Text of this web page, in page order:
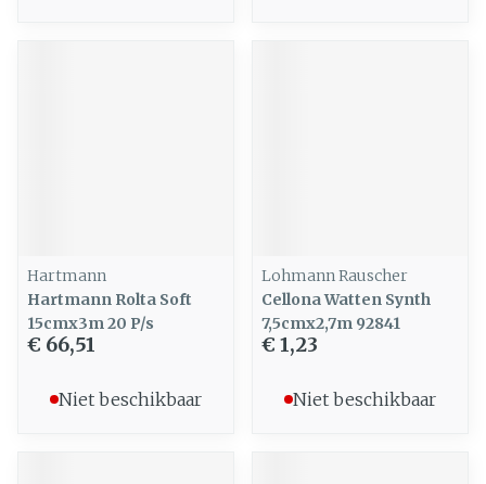
Hartmann
Hartmann Rolta Soft
15cmx3m 20 P/s
€ 66,51
Niet beschikbaar
Lohmann Rauscher
Cellona Watten Synth
7,5cmx2,7m 92841
€ 1,23
Niet beschikbaar